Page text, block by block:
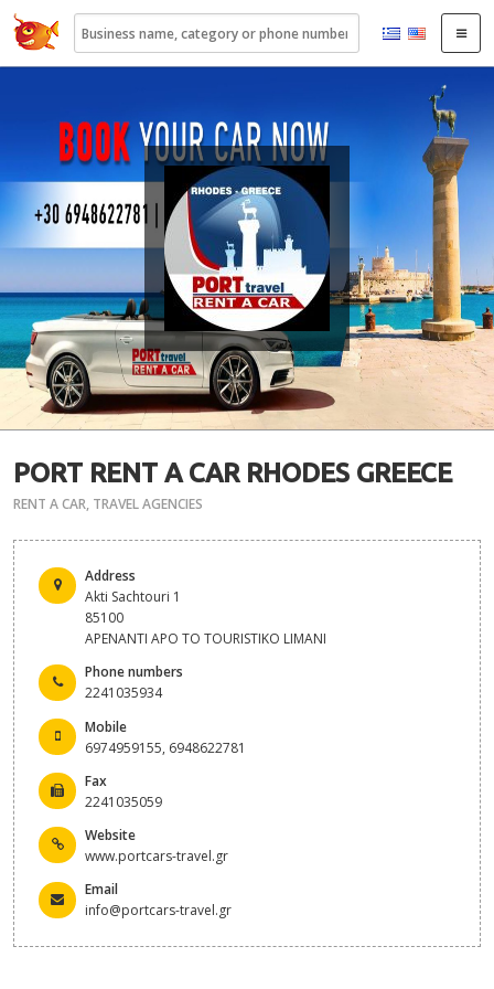
22410.gr
PORT RENT A CAR RHODES GREECE
RENT A CAR, TRAVEL AGENCIES
Address
Akti Sachtouri 1
85100
APENANTI APO TO TOURISTIKO LIMANI
Phone numbers
2241035934
Mobile
6974959155, 6948622781
Fax
2241035059
Website
www.portcars-travel.gr
Email
info@portcars-travel.gr